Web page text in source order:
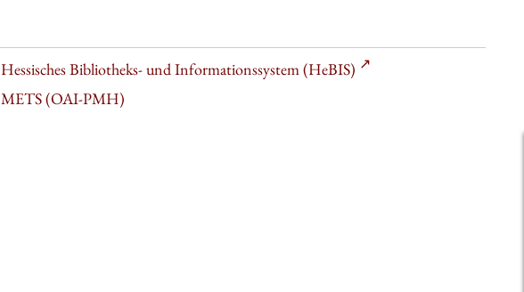
Hessisches Bibliotheks- und Informationssystem (HeBIS)
METS (OAI-PMH)